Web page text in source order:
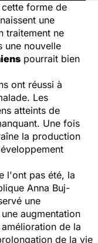
forme de
une
traitement ne
une nouvelle
pourrait bien
ont réussi à
Les
atteints de
Une fois
la production
l'ont pas été, la
Anna Buj-
une
augmentation
de la
de la vie